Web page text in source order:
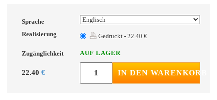
Sprache
Realisierung
Gedruckt - 22.40 €
Zugänglichkeit AUF LAGER
22.40 € IN DEN WARENKORB